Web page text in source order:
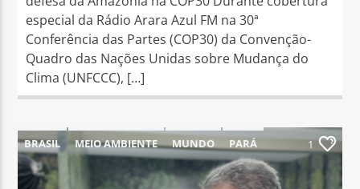
especial da Rádio Arara Azul FM na 30ª
Conferência das Partes (COP30) da Convenção-
Quadro das Nações Unidas sobre Mudança do
Clima (UNFCCC), […]
BRASIL MEIO AMBIENTE MUNDO
PARÁ
PARAUAPEBAS
1